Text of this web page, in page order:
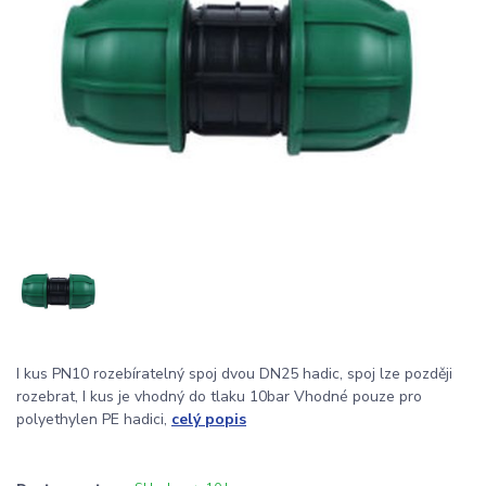
I kus PN10 rozebíratelný spoj dvou DN25 hadic, spoj lze později
rozebrat, I kus je vhodný do tlaku 10bar Vhodné pouze pro
polyethylen PE hadici, celý popis